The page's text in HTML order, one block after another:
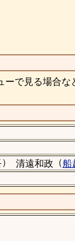
で見る場合
） 清遠和政 （船